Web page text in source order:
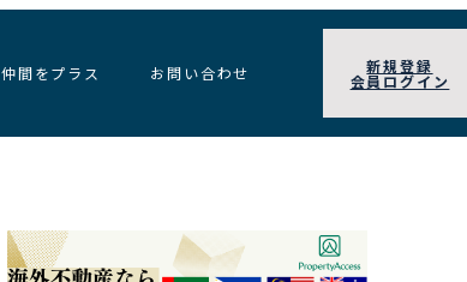
仲間をプラス お問い合わせ 新規登録
会員ログイン